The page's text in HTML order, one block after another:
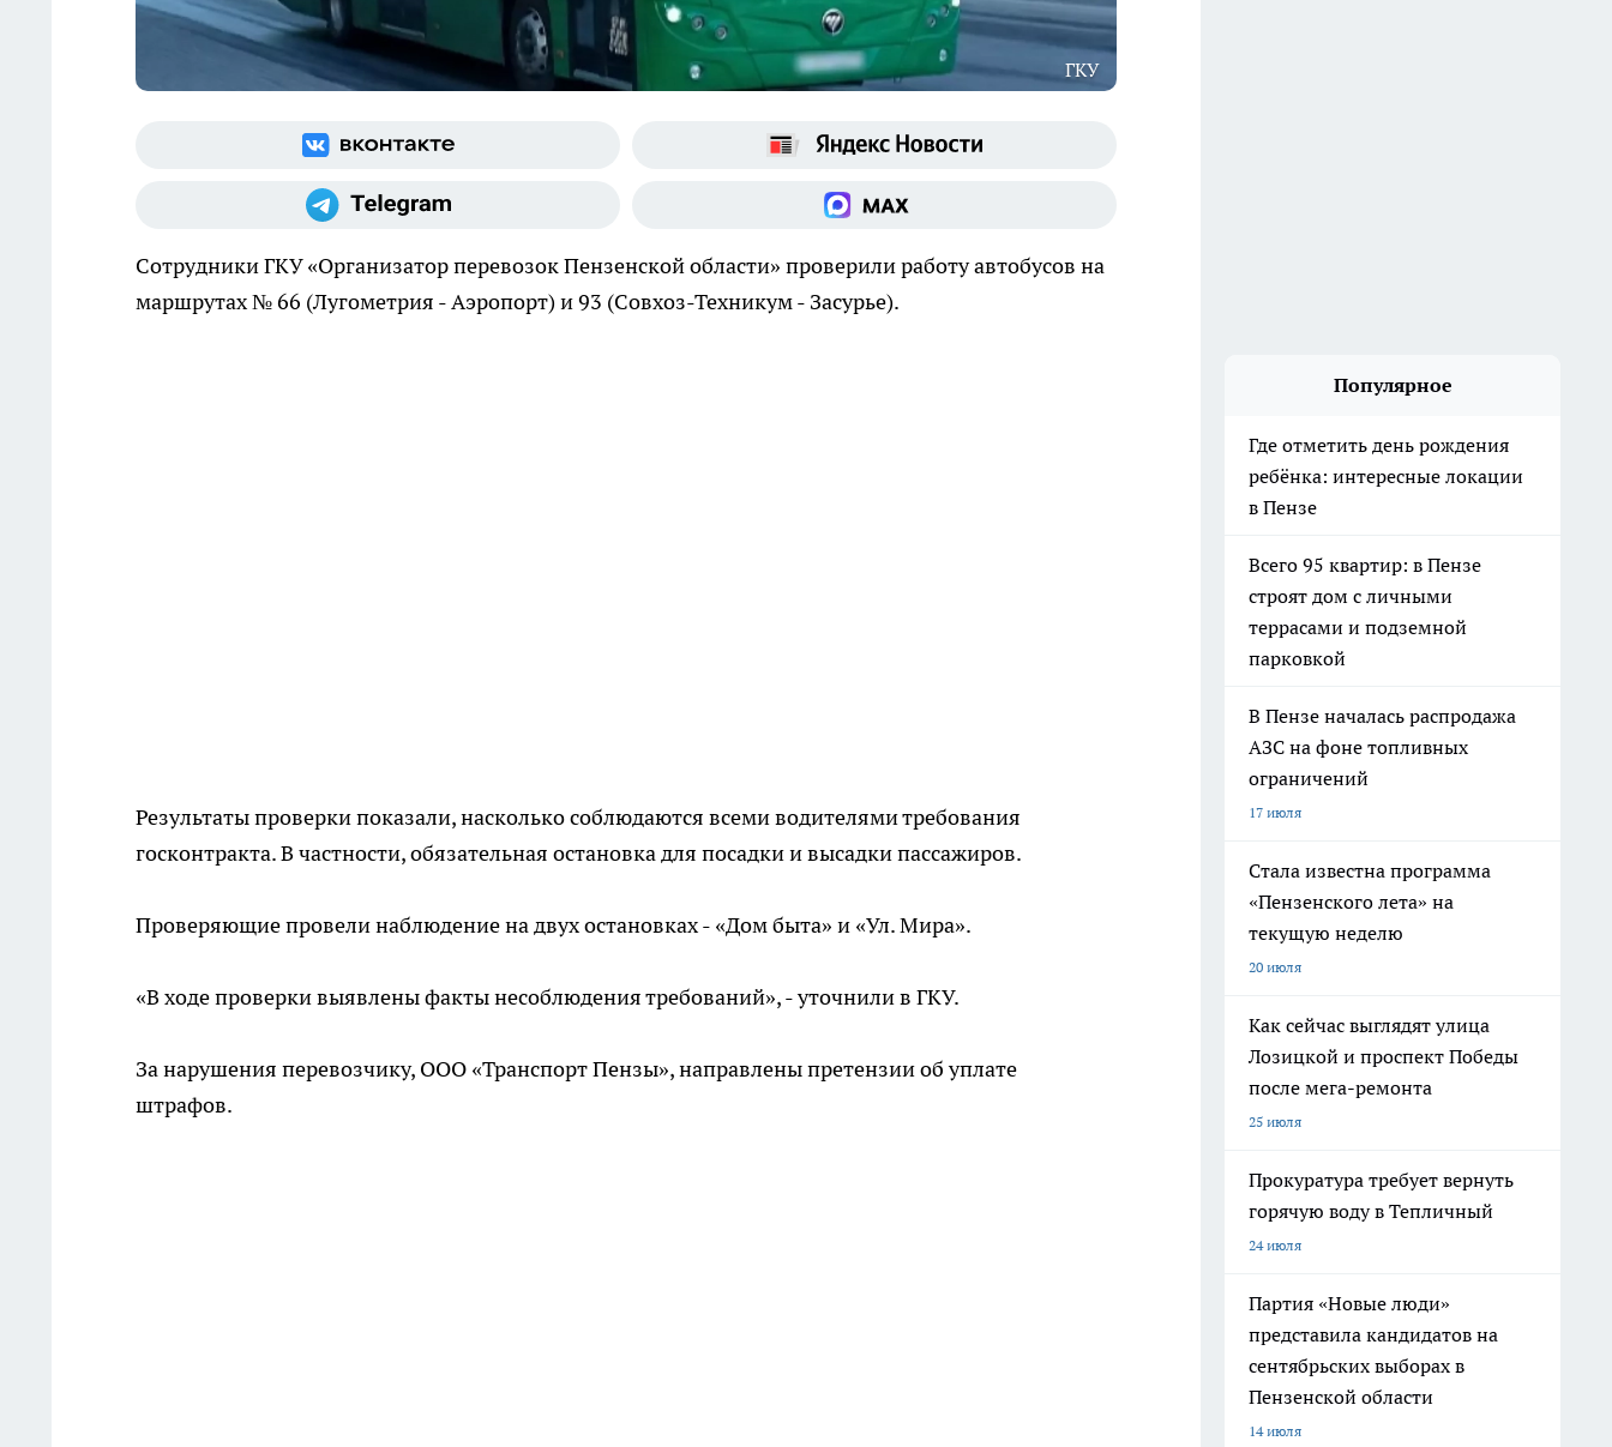
ГКУ
Сотрудники ГКУ «Организатор перевозок Пензенской области» проверили работу автобусов на
маршрутах № 66 (Лугометрия - Аэропорт) и 93 (Совхоз-Техникум - Засурье).
Результаты проверки показали, насколько соблюдаются всеми водителями требования
госконтракта. В частности, обязательная остановка для посадки и высадки пассажиров.
Проверяющие провели наблюдение на двух остановках - «Дом быта» и «Ул. Мира».
«В ходе проверки выявлены факты несоблюдения требований», - уточнили в ГКУ.
За нарушения перевозчику, ООО «Транспорт Пензы», направлены претензии об уплате
штрафов.
Популярное
Где отметить день рождения
ребёнка: интересные локации
в Пензе
Всего 95 квартир: в Пензе
строят дом с личными
террасами и подземной
парковкой
В Пензе началась распродажа
АЗС на фоне топливных
ограничений
17 июля
Стала известна программа
«Пензенского лета» на
текущую неделю
20 июля
Как сейчас выглядят улица
Лозицкой и проспект Победы
после мега-ремонта
25 июля
Прокуратура требует вернуть
горячую воду в Тепличный
24 июля
Партия «Новые люди»
представила кандидатов на
сентябрьских выборах в
Пензенской области
14 июля